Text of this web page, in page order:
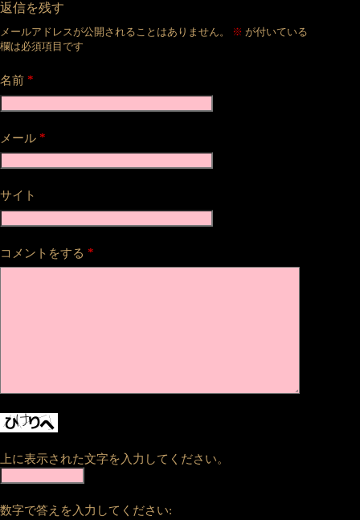
返信を残す
メールアドレスが公開されることはありません。 ※ が付いている
欄は必須項目です
名前 *
メール *
サイト
コメントをする *
上に表示された文字を入力してください。
数字で答えを入力してください: